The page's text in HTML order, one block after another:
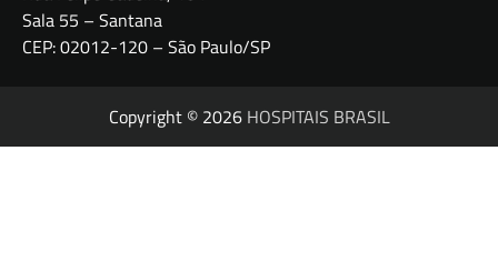
Sala 55 – Santana
CEP: 02012-120 – São Paulo/SP
Copyright © 2026 HOSPITAIS BRASIL